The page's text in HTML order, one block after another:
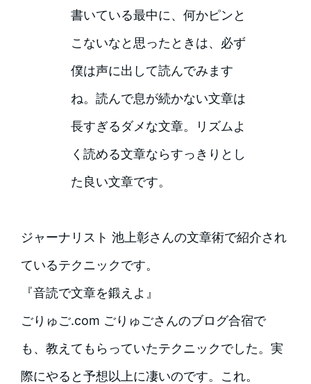
書いている最中に、何かピンと
こないなと思ったときは、必ず
僕は声に出して読んでみます
ね。読んで息が続かない文章は
長すぎるダメな文章。リズムよ
く読める文章ならすっきりとし
た良い文章です。
ジャーナリスト 池上彰さんの文章術で紹介され
ているテクニックです。
『音読で文章を鍛えよ』
ごりゅご.com ごりゅごさんのブログ合宿で
も、教えてもらっていたテクニックでした。実
際にやると予想以上に凄いのです。これ。